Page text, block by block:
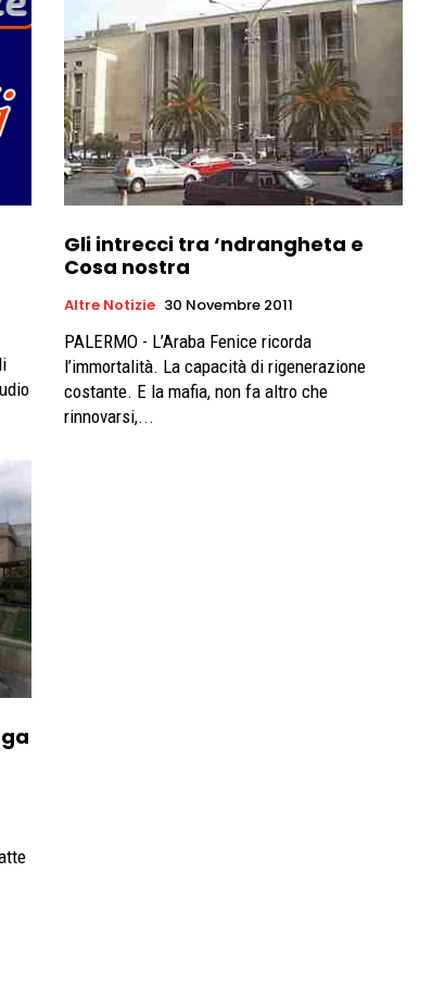
Gli intrecci tra ‘ndrangheta e
Cosa nostra
Altre Notizie 30 Novembre 2011
PALERMO - L’Araba Fenice ricorda
l’immortalità. La capacità di rigenerazione
costante. E la mafia, non fa altro che
rinnovarsi,...